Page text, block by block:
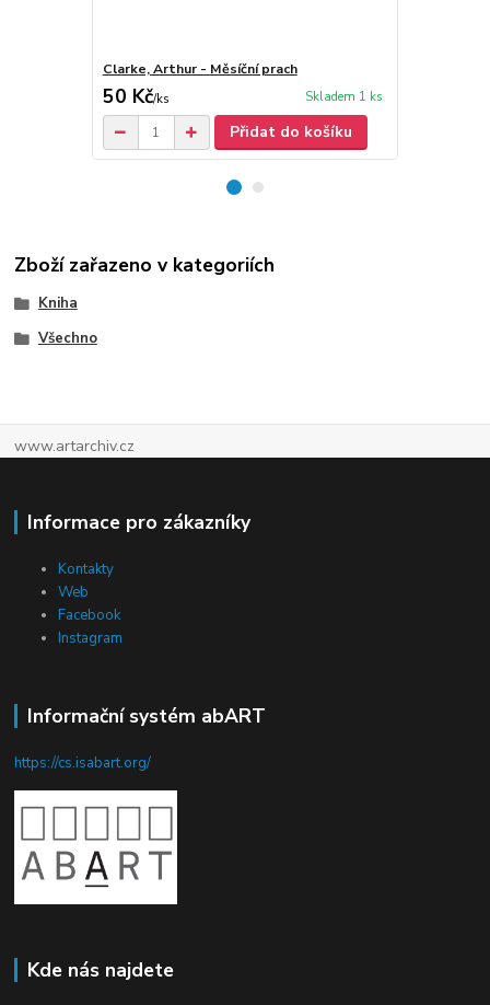
Clarke, Arthur - Měsíční prach
50 Kč/ks Skladem 1 ks
Přidat do košíku
Zboží zařazeno v kategoriích
Kniha
Všechno
www.artarchiv.cz
Informace pro zákazníky
Kontakty
Web
Facebook
Instagram
Informační systém abART
https://cs.isabart.org/
Kde nás najdete